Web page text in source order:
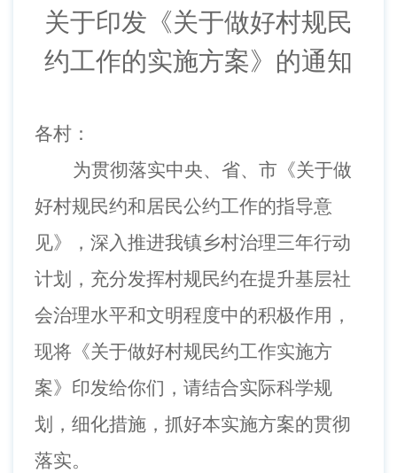
关于印发《关于做好村规民
约工作的实施方案》的通知
各村：
为贯彻落实中央、省、市《关于做
好村规民约和居民公约工作的指导意
见》，深入推进我镇乡村治理三年行动
计划，充分发挥村规民约在提升基层社
会治理水平和文明程度中的积极作用，
现将《关于做好村规民约工作实施方
案》印发给你们，请结合实际科学规
划，细化措施，抓好本实施方案的贯彻
落实。